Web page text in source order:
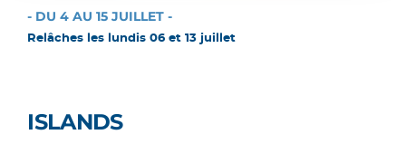
- DU 4 AU 15 JUILLET -
Relâches les lundis 06 et 13 juillet
ISLANDS